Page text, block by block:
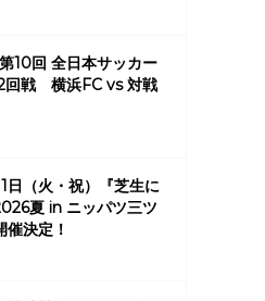
10回 全日本サッカー
回戦 横浜FC vs 対戦
日（火・祝）『芝生に
夏 in ニッパツ三ツ
催決定！